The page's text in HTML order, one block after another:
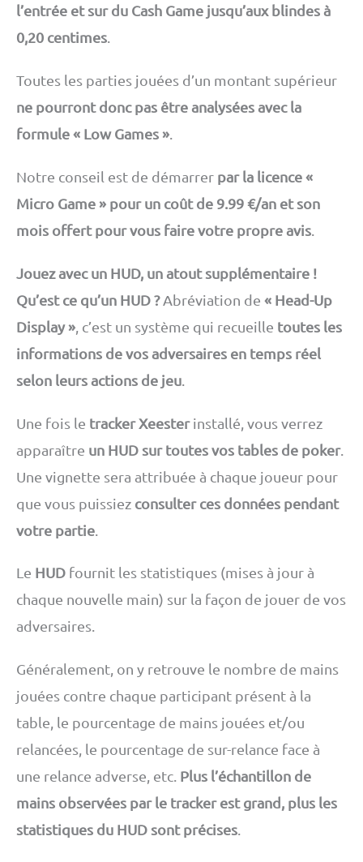
l’entrée et sur du Cash Game jusqu’aux blindes à
0,20 centimes.
Toutes les parties jouées d’un montant supérieur
ne pourront donc pas être analysées avec la
formule « Low Games ».
Notre conseil est de démarrer par la licence «
Micro Game » pour un coût de 9.99 €/an et son
mois offert pour vous faire votre propre avis
Jouez avec un HUD, un atout supplémentaire !
Qu’est ce qu’un HUD ?Abréviation de « Head-Up
Display » , c’est un système qui recueille toutes les
informations de vos adversaires en temps réel
selon leurs actions de jeu
Une fois le tracker Xeesterinstallé, vous verrez
apparaître un HUD sur toutes vos tables de poker.
Une vignette sera attribuée à chaque joueur pour
que vous puissiez consulter ces données pendant
votre partie
Le HUD fournit les statistiques (mises à jour à
chaque nouvelle main) sur la façon de jouer de vos
adversaires.
Généralement, on y retrouve le nombre de mains
jouées contre chaque participant présent à la
table, le pourcentage de mains jouées et/ou
relancées, le pourcentage de sur-relance face à
une relance adverse, etc. Plus l’échantillon de
mains observées par le tracker est grand, plus les
statistiques du HUD sont précises